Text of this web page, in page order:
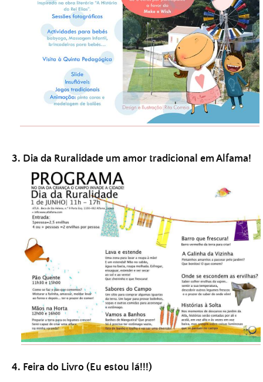
3. Dia da Ruralidade um amor tradicional em Alfama!
4. Feira do Livro (Eu estou lá!!!)